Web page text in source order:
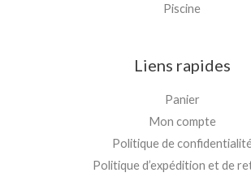
Piscine
Liens rapides
Panier
Mon compte
Politique de confidentialité
Politique d’expédition et de